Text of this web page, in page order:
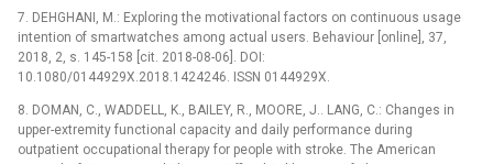
7. DEHGHANI, M.: Exploring the motivational factors on continuous usage
intention of smartwatches among actual users. Behaviour [online], 37,
2018, 2, s. 145-158 [cit. 2018-08-06]. DOI:
10.1080/0144929X.2018.1424246. ISSN 0144929X.
8. DOMAN, C., WADDELL, K., BAILEY, R., MOORE, J.. LANG, C.: Changes in
upper-extremity functional capacity and daily performance during
outpatient occupational therapy for people with stroke. The American